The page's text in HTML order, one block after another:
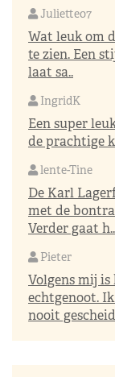
Juliette07
Wat leuk om
te zien. Een
laat sa..
IngridK
Een super
de prachtige
lente-Tine
De Karl
met de
Verder gaat h..
Pieter
Volgens mij
echtgenoot.
nooit